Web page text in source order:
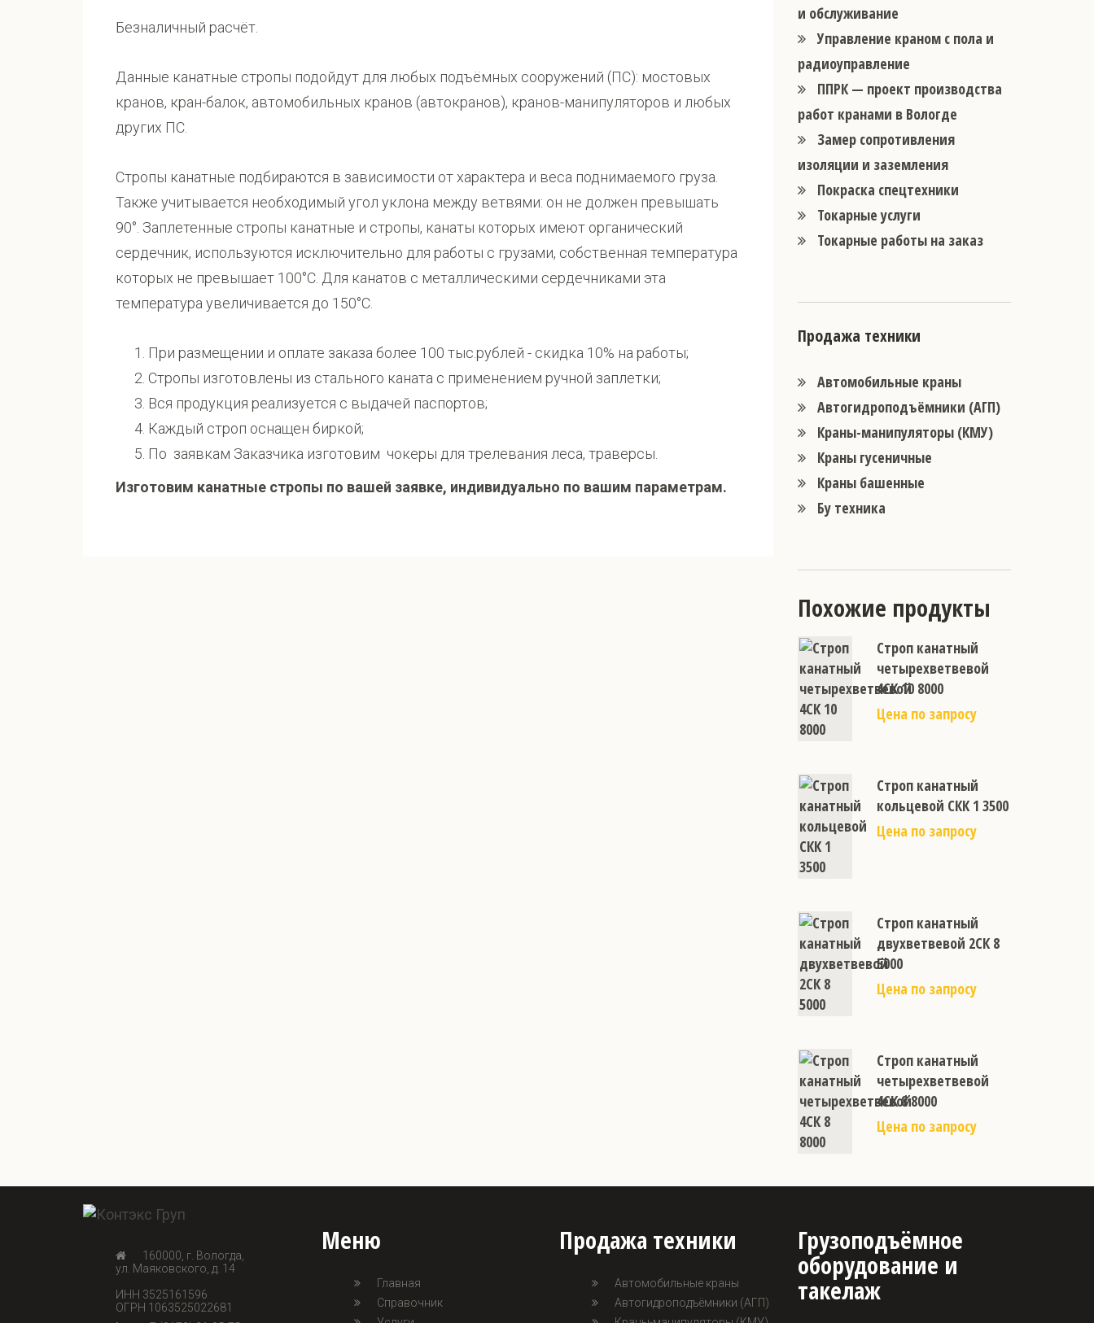
Безналичный расчёт.
Данные канатные стропы подойдут для любых подъёмных сооружений (ПС): мостовых
кранов, кран-балок, автомобильных кранов (автокранов), кранов-манипуляторов и любых
других ПС.
Стропы канатные подбираются в зависимости от характера и веса поднимаемого груза.
Также учитывается необходимый угол уклона между ветвями: он не должен превышать
90°. Заплетенные стропы канатные и стропы, канаты которых имеют органический
сердечник, используются исключительно для работы с грузами, собственная температура
которых не превышает 100°С. Для канатов с металлическими сердечниками эта
температура увеличивается до 150°С.
При размещении и оплате заказа более 100 тыс.рублей - скидка 10% на работы;
Стропы изготовлены из стального каната с применением ручной заплетки;
Вся продукция реализуется с выдачей паспортов;
Каждый строп оснащен биркой;
По заявкам Заказчика изготовим чокеры для трелевания леса, траверсы.
Изготовим канатные стропы по вашей заявке, индивидуально по вашим параметрам.
и обслуживание
Управление краном с пола и
радиоуправление
ППРК — проект производства
работ кранами в Вологде
Замер сопротивления
изоляции и заземления
Покраска спецтехники
Токарные услуги
Токарные работы на заказ
Продажа техники
Автомобильные краны
Автогидроподъёмники (АГП)
Краны-манипуляторы (КМУ)
Краны гусеничные
Краны башенные
Бу техника
Похожие продукты
Строп канатный
четырехветвевой
4СК 10 8000
Цена по запросу
Строп канатный
кольцевой СКК 1 3500
Цена по запросу
Строп канатный
двухветвевой 2СК 8
5000
Цена по запросу
Строп канатный
четырехветвевой
4СК 8 8000
Цена по запросу
160000, г. Вологда,
ул. Маяковского, д. 14
ИНН 3525161596
ОГРН 1063525022681
Меню
Главная
Справочник
Продажа техники
Автомобильные краны
Автогидроподъёмники (АГП)
Грузоподъёмное
оборудование и
такелаж